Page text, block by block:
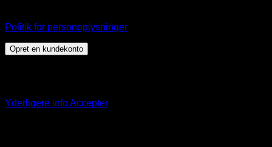
Politik for personoplysninger.
Opret en kundekonto
Yderligere infoAccepter